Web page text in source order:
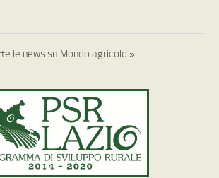
le news su Mondo agricolo »